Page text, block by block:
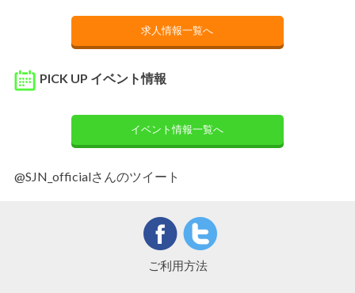
求人情報一覧へ
PICK UP イベント情報
イベント情報一覧へ
@SJN_officialさんのツイート
ご利用方法